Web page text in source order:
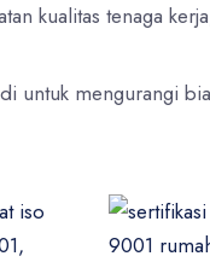
kualitas tenaga
untuk mengurangi